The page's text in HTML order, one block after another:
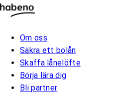
Om oss
Säkra ett bolån
Skaffa lånelöfte
Börja lära dig
Bli partner